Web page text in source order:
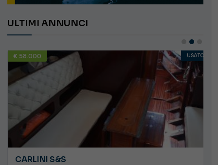
ULTIMI ANNUNCI
€ 58.000 USATO
CARLINI S&S